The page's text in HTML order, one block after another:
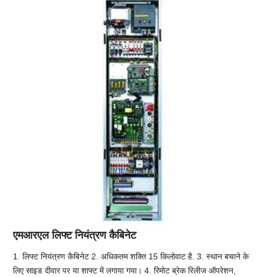
एमआरएल लिफ्ट नियंत्रण कैबिनेट
1. लिफ्ट नियंत्रण कैबिनेट 2. अधिकतम शक्ति 15 किलोवाट है. 3. स्थान बचाने के
लिए साइड दीवार पर या शाफ्ट में लगाया गया। 4. रिमोट ब्रेक रिलीज ऑपरेशन,